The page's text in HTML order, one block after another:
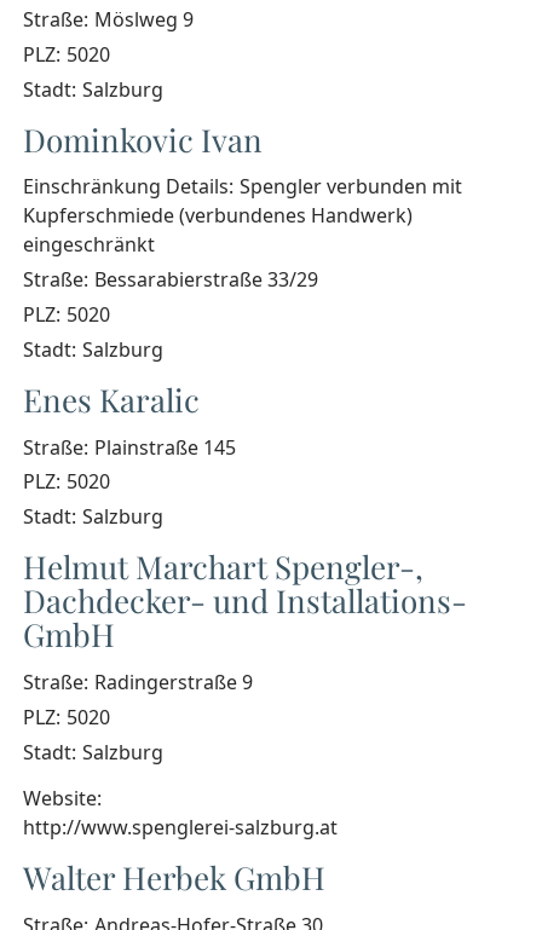
Straße: Möslweg 9
PLZ: 5020
Stadt: Salzburg
Dominkovic Ivan
Einschränkung Details: Spengler verbunden mit
Kupferschmiede (verbundenes Handwerk)
eingeschränkt
Straße: Bessarabierstraße 33/29
PLZ: 5020
Stadt: Salzburg
Enes Karalic
Straße: Plainstraße 145
PLZ: 5020
Stadt: Salzburg
Helmut Marchart Spengler-,
Dachdecker- und Installations-
GmbH
Straße: Radingerstraße 9
PLZ: 5020
Stadt: Salzburg
Website:
http://www.spenglerei-salzburg.at
Walter Herbek GmbH